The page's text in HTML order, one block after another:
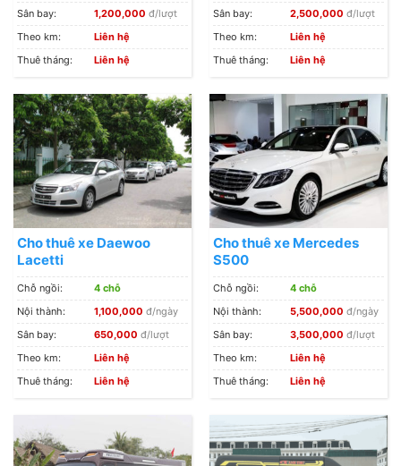
Sân bay:
1,200,000 đ/lượt
Theo km:
Liên hệ
Thuê tháng:
Liên hệ
Sân bay:
2,500,000 đ/lượt
Theo km:
Liên hệ
Thuê tháng:
Liên hệ
Cho thuê xe Daewoo
Lacetti
Chỗ ngồi:
4 chỗ
Nội thành:
1,100,000 đ/ngày
Sân bay:
650,000 đ/lượt
Theo km:
Liên hệ
Thuê tháng:
Liên hệ
Cho thuê xe Mercedes
S500
Chỗ ngồi:
4 chỗ
Nội thành:
5,500,000 đ/ngày
Sân bay:
3,500,000 đ/lượt
Theo km:
Liên hệ
Thuê tháng:
Liên hệ